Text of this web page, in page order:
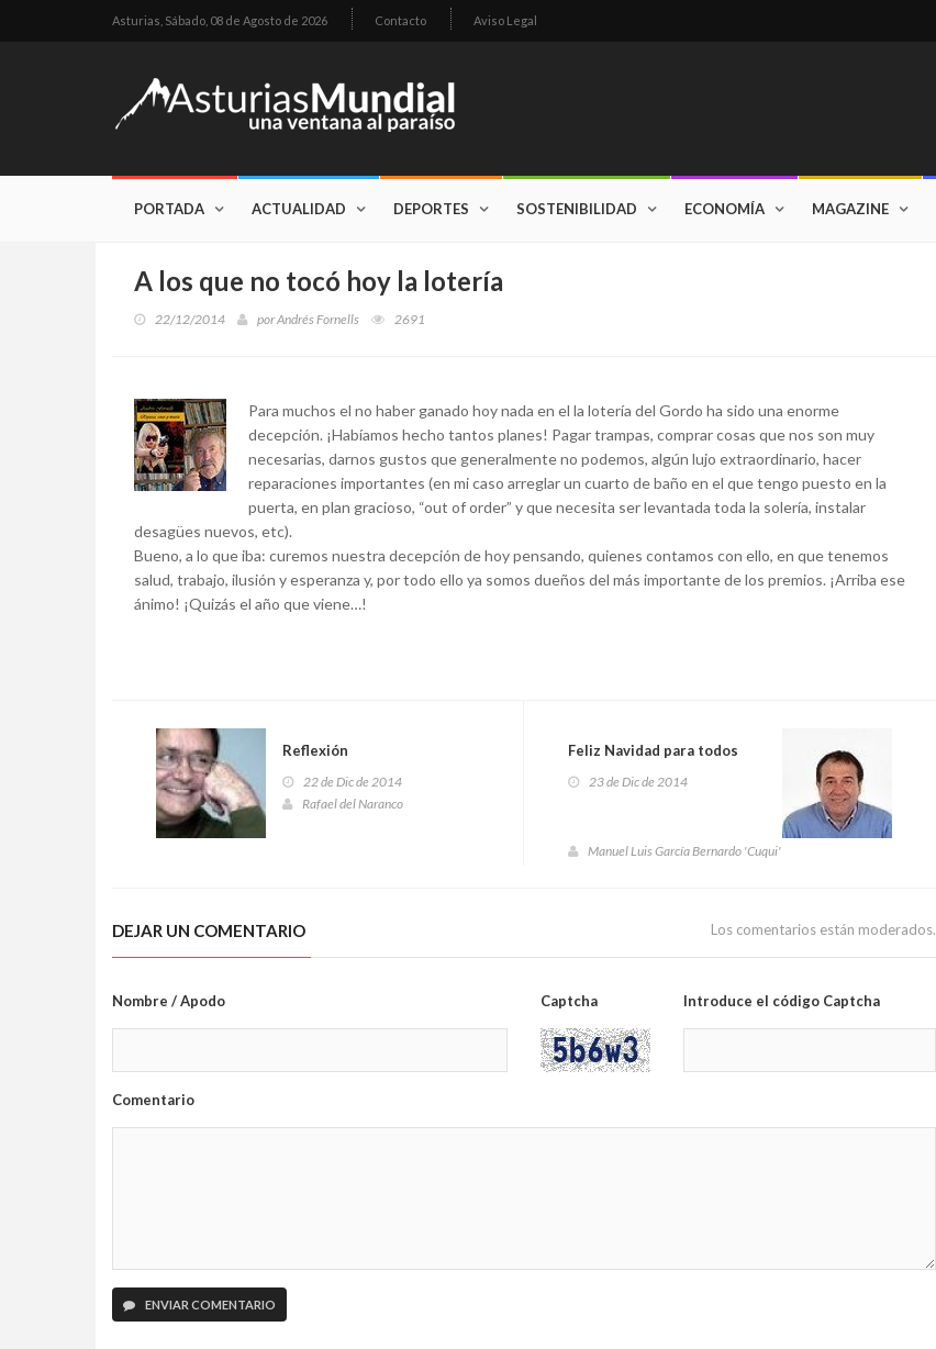
Asturias, Sábado, 08 de Agosto de 2026 Contacto Aviso Legal
PORTADA ACTUALIDAD DEPORTES SOSTENIBILIDAD ECONOMÍA MAGAZINE
A los que no tocó hoy la lotería
22/12/2014 porAndrés Fornells 2691
Para muchos el no haber ganado hoy nada en el la lotería del Gordo ha sido una enorme
decepción. ¡Habíamos hecho tantos planes! Pagar trampas, comprar cosas que nos son muy
necesarias, darnos gustos que generalmente no podemos, algún lujo extraordinario, hacer
reparaciones importantes (en mi caso arreglar un cuarto de baño en el que tengo puesto en la
puerta, en plan gracioso, “out of order” y que necesita ser levantada toda la solería, instalar
desagües nuevos, etc).
Bueno, a lo que iba: curemos nuestra decepción de hoy pensando, quienes contamos con ello, en que tenemos
salud, trabajo, ilusión y esperanza y, por todo ello ya somos dueños del más importante de los premios. ¡Arriba ese
ánimo! ¡Quizás el año que viene…!
Reflexión
22 de Dic de 2014
Rafael del Naranco
Feliz Navidad para todos
23 de Dic de 2014
Manuel Luis García Bernardo 'Cuqui'
DEJAR UN COMENTARIO Los comentarios están moderados.
Nombre / Apodo Captcha Introduce el código Captcha
Comentario
ENVIAR COMENTARIO